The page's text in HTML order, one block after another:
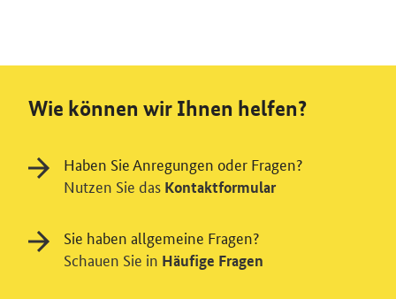
Wie können wir Ihnen helfen?
Haben Sie Anregungen oder Fragen?
Nutzen Sie das Kontaktformular
Sie haben allgemeine Fragen?
Schauen Sie in Häufige Fragen